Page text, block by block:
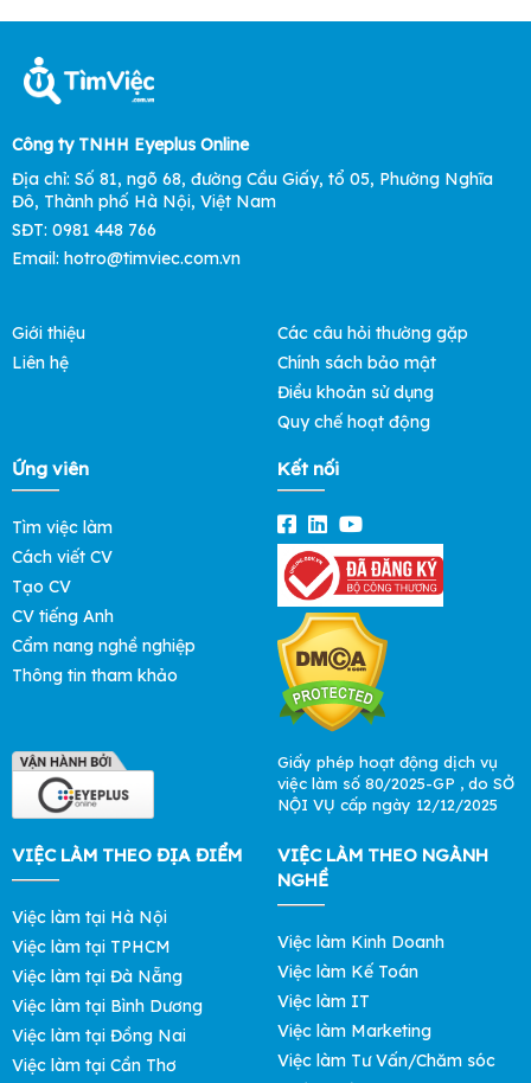
Công ty TNHH Eyeplus Online
Địa chỉ: Số 81, ngõ 68, đường Cầu Giấy, tổ 05, Phường Nghĩa
Đô, Thành phố Hà Nội, Việt Nam
SĐT: 0981 448 766
Email: hotro@timviec.com.vn
Giới thiệu
Liên hệ
Các câu hỏi thường gặp
Chính sách bảo mật
Điều khoản sử dụng
Quy chế hoạt động
Ứng viên
Tìm việc làm
Cách viết CV
Tạo CV
CV tiếng Anh
Cẩm nang nghề nghiệp
Thông tin tham khảo
Kết nối
Giấy phép hoạt động dịch vụ
việc làm số 80/2025-GP , do SỞ
NỘI VỤ cấp ngày 12/12/2025
VIỆC LÀM THEO ĐỊA ĐIỂM
Việc làm tại Hà Nội
Việc làm tại TPHCM
Việc làm tại Đà Nẵng
Việc làm tại Bình Dương
Việc làm tại Đồng Nai
Việc làm tại Cần Thơ
VIỆC LÀM THEO NGÀNH
NGHỀ
Việc làm Kinh Doanh
Việc làm Kế Toán
Việc làm IT
Việc làm Marketing
Việc làm Tư Vấn/Chăm sóc